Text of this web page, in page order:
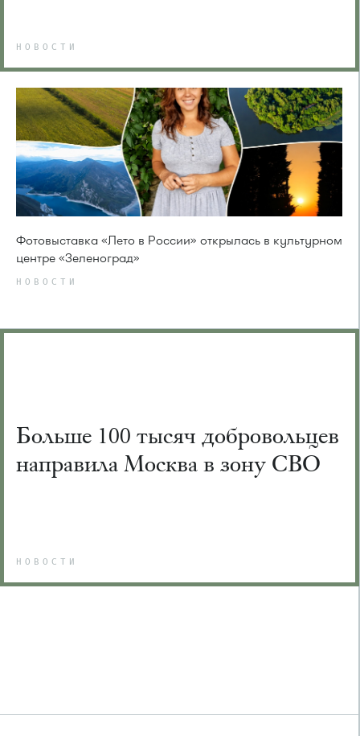
НОВОСТИ
Фотовыставка «Лето в России» открылась в культурном
центре «Зеленоград»
НОВОСТИ
Больше 100 тысяч добровольцев
направила Москва в зону СВО
НОВОСТИ